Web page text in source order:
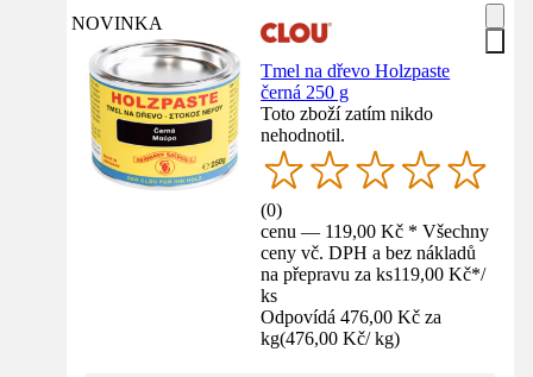
NOVINKA
Tmel na dřevo Holzpaste
černá 250 g
Toto zboží zatím nikdo
nehodnotil.
(0)
cenu — 119,00 Kč * Všechny
ceny vč. DPH a bez nákladů
na přepravu za ks119,00 Kč*/
ks
Odpovídá 476,00 Kč za
kg(476,00 Kč/ kg)